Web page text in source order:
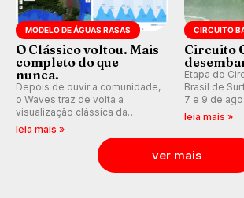
MODELO DE ÁGUAS RASAS
O Clássico voltou. Mais
completo do que
nunca.
Depois de ouvir a comunidade,
o Waves traz de volta a
visualização clássica da
previsão de águas rasas,
agora integrada à nova
plataforma e com previsão das
ondas para até 16 dias.
leia mais »
CIRCUITO
Circuito
Etapa do
Brasil de
7 e 9 de
Miami (RN),
(QS) 4.000
vagas no
leia mais »
ver mais